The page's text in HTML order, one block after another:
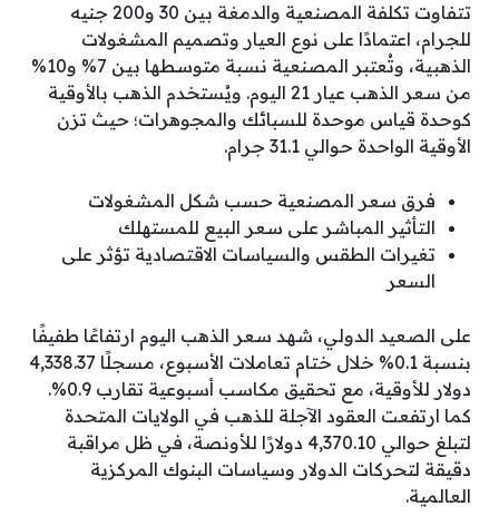
تتفاوت تكلفة المصنعية والدمغة بين 30 و200 جنيه
للجرام، اعتمادًا على نوع العيار وتصميم المشغولات
الذهبية، وتُعتبر المصنعية نسبة متوسطها بين 7% و10%
من سعر الذهب عيار 21 اليوم. ويُستخدم الذهب بالأوقية
كوحدة قياس موحدة للسبائك والمجوهرات؛ حيث تزن
الأوقية الواحدة حوالي 31.1 جرام.
فرق سعر المصنعية حسب شكل المشغولات
التأثير المباشر على سعر البيع للمستهلك
تغيرات الطقس والسياسات الاقتصادية تؤثر على
السعر
على الصعيد الدولي، شهد سعر الذهب اليوم ارتفاعًا طفيفًا
بنسبة 0.1% خلال ختام تعاملات الأسبوع، مسجلًا 4,338.37
دولار للأوقية، مع تحقيق مكاسب أسبوعية تقارب 0.9%.
كما ارتفعت العقود الآجلة للذهب في الولايات المتحدة
لتبلغ حوالي 4,370.10 دولارًا للأونصة، في ظل مراقبة
دقيقة لتحركات الدولار وسياسات البنوك المركزية
العالمية.